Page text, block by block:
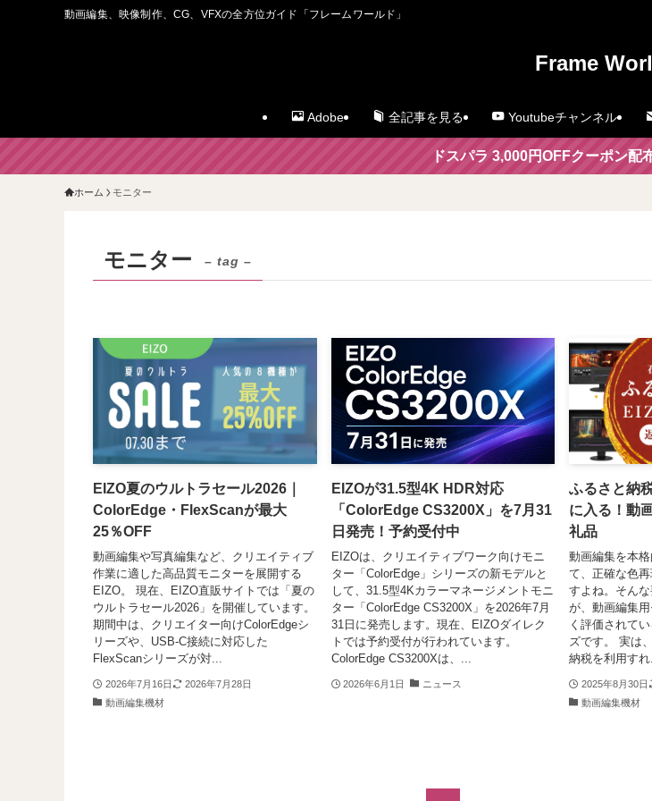
動画編集、映像制作、CG、VFXの全方位ガイド「フレームワールド」
Frame
Adobe 全記事を見る Youtubeチャンネル
ドスパラ 3,000円OFFクーポン配
ホーム モニター
モニター – tag –
EIZO夏のウルトラセール2026｜
ColorEdge・FlexScanが最大
25％OFF
動画編集や写真編集など、クリエイティブ
作業に適した高品質モニターを展開する
EIZO。 現在、EIZO直販サイトでは「夏の
ウルトラセール2026」を開催しています。
期間中は、クリエイター向けColorEdgeシ
リーズや、USB-C接続に対応した
FlexScanシリーズが対...
2026年7月16日
2026年7月28日
動画編集機材
EIZOが31.5型4K HDR対応
「ColorEdge CS3200X」を7月31
日発売！予約受付中
EIZOは、クリエイティブワーク向けモニ
ター「ColorEdge」シリーズの新モデルと
して、31.5型4Kカラーマネージメントモニ
ター「ColorEdge CS3200X」を2026年7月
31日に発売します。現在、EIZOダイレク
トでは予約受付が行われています。
ColorEdge CS3200Xは、...
2026年6月1日 ニュース
ふるさと納
に入る！動
礼品
動画編集を本
て、正確な色
すよね。そん
が、動画編集
く評価されて
ズです。 実は
納税を利用す
2025年8月30日
動画編集機材